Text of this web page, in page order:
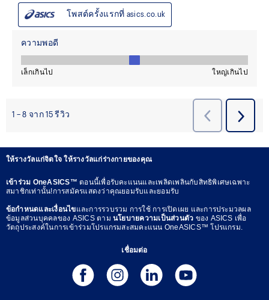
ให้รางวัลแก่จิตใจ ให้รางวัลแก่ร่างกายของคุณ
เข้าร่วม OneASICS™ตอนนี้เพื่อรับคะแนนและเพลิดเพลินกับสิทธิพิเศษเฉพาะ
สมาชิกเท่านั้น!การสมัครแสดงว่าคุณยอมรับและยอมรับ
ข้อกำหนดและเงื่อนไขและการรวบรวม การใช้ การเปิดเผย และการประมวลผล
ข้อมูลส่วนบุคคลของ ASICS ตาม นโยบายความเป็นส่วนตัว ของ ASICS เพื่อ
วัตถุประสงค์ในการเข้าร่วมโปรแกรมสะสมคะแนน OneASICS™ โปรแกรม.
เชื่อมต่อ